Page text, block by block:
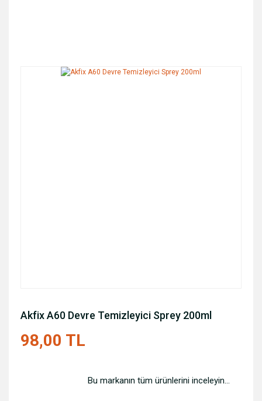
Akfix A60 Devre Temizleyici Sprey 200ml
98,00 TL
Bu markanın tüm ürünlerini inceleyin...